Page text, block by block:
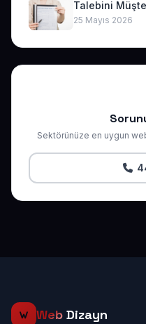
Talebini
25 Mayıs 2026
Sektörünüze en uygun
Web Dizayn